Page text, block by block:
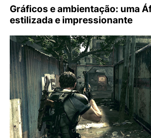
Gráficos e ambientação: uma
estilizada e impressionante